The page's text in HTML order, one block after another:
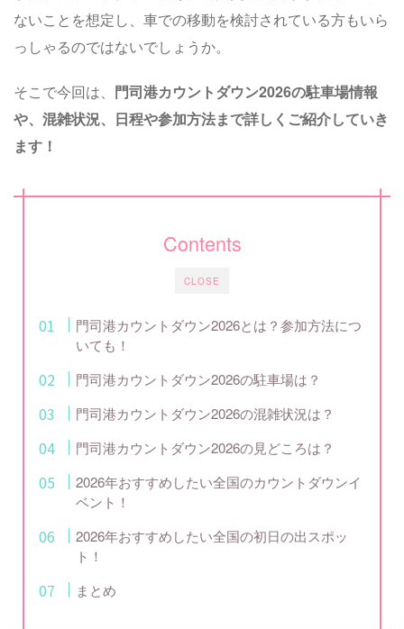
ないことを想定し、車での移動を検討されている方もいら
っしゃるのではないでしょうか。
そこで今回は、 門司港カウントダウン2026の駐車場情報
や、混雑状況、日程や参加方法まで詳しくご紹介していき
ます！
CLOSE
Contents
門司港カウントダウン2026とは？参加方法につ
いても！
門司港カウントダウン2026の駐車場は？
門司港カウントダウン2026の混雑状況は？
門司港カウントダウン2026の見どころは？
2026年おすすめしたい全国のカウントダウンイ
ベント！
2026年おすすめしたい全国の初日の出スポッ
ト！
まとめ